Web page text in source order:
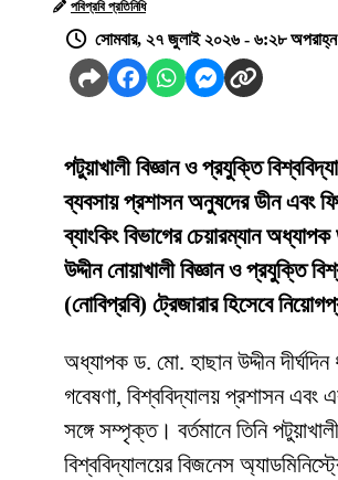
পবিপ্রবি প্রতিনিধি
সোমবার, ২৭ জুলাই ২০২৬ - ৬:২৮ অপরাহ্ন
পটুয়াখালী বিজ্ঞান ও প্রযুক্তি
ব্যবসায় প্রশাসন অনুষদের ডীন এবং
ব্যাংকিং বিভাগের চেয়ারম্যান
উদ্দীন নোয়াখালী বিজ্ঞান ও প্রযুক্তি
(নোবিপ্রবি) ট্রেজারার হিসেবে
অধ্যাপক ড. মো. হাছান উদ্দীন দীর্ঘদিন
গবেষণা, বিশ্ববিদ্যালয় প্রশাসন এবং
সঙ্গে সম্পৃক্ত। বর্তমানে তিনি
বিশ্ববিদ্যালয়ের বিজনেস